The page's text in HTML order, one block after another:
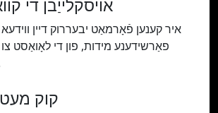
אויסקלייַבן די
איר קענען פֿאָרמאַט יבעררוק דיין
פאַרשידענע מידות, פון די לאָואַסט
קוק